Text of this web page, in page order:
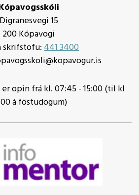
Digranesvegi 15
200 Kópavogi
skrifstofu:441 3400
opin frá kl. 07:45 - 15:00 (til kl
á föstudögum)